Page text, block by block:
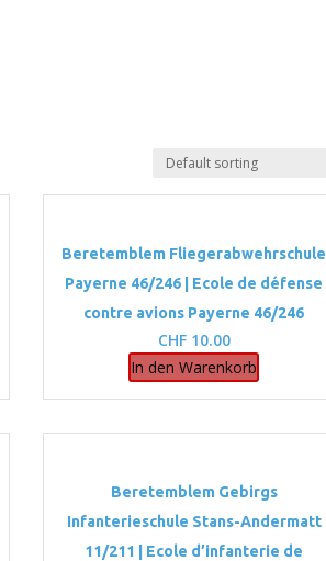
Beretemblem Fliegerabwehrschule
Payerne 46/246 | Ecole de défense
contre avions Payerne 46/246
CHF10.00
In den Warenkorb
Beretemblem Gebirgs
Infanterieschule Stans-Andermatt
11/211 | Ecole d’infanterie de